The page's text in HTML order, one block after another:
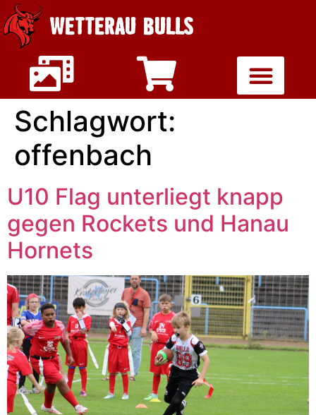
WETTERAU BULLS
Schlagwort:
offenbach
U10 Flag unterliegt knapp
gegen Rockets und Hanau
Hornets